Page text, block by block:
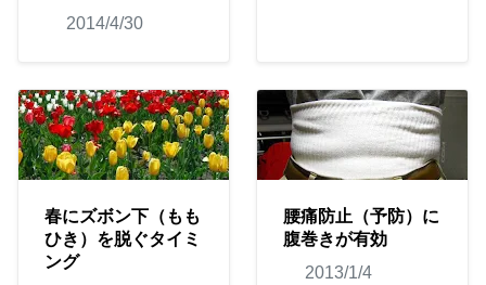
2014/4/30
春にズボン下（もも
ひき）を脱ぐタイミ
ング
腰痛防止（予防）に
腹巻きが有効
2013/1/4